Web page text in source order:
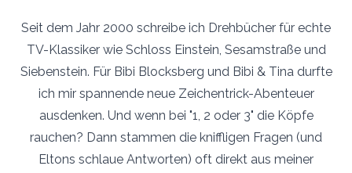
Seit dem Jahr 2000 schreibe ich Drehbücher für echte
TV-Klassiker wie Schloss Einstein, Sesamstraße und
Siebenstein. Für Bibi Blocksberg und Bibi & Tina durfte
ich mir spannende neue Zeichentrick-Abenteuer
ausdenken. Und wenn bei "1, 2 oder 3" die Köpfe
rauchen? Dann stammen die kniffligen Fragen (und
Eltons schlaue Antworten) oft direkt aus meiner